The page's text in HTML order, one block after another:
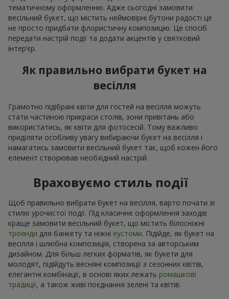
тематичному оформленню. Адже сьогодні замовити
весільний букет, що містить неймовірні бутони радості це
не просто придбати флористичну композицію. Це спосіб
передати настрій події та додати акцентів у святковий
інтер’єр.
Як правильно вибрати букет на
весілля
Грамотно підібрані квіти для гостей на весілля можуть
стати частиною прикраси столів, зони привітань або
використатись, як квіти для фотосесій. Тому важливо
приділяти особливу увагу вибираючи букет на весілля і
намагатись замовити весільний букет так, щоб кожен його
елемент створював необхідний настрій.
Враховуємо стиль події
Щоб правильно вибрати букет на весілля, варто почати зі
стилю урочистої події. Під класичне оформлення заходів
краще замовити весільний букет, що містить білосніжні
троянди для банкету та ніжні еустоми. Підійде, як букет на
весілля і шлюбна композиція, створена за авторським
дизайном. Для більш легких форматів, як букети для
молодят, підійдуть весняні композиції з сезонних квітів,
елегантні комбінації, в основі яких лежать ромашкові
традиції, а також живі поєднання зелені та квітів.